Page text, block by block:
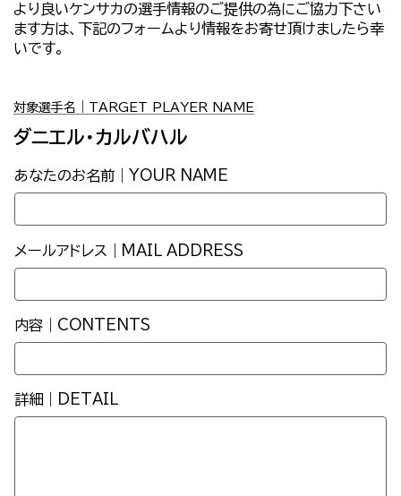
より良いケンサカの選手情報のご提供の為にご協力下さい
ます方は、下記のフォームより情報をお寄せ頂けましたら幸
いです。
対象選手名｜TARGET PLAYER NAME
ダニエル・カルバハル
あなたのお名前｜YOUR NAME
メールアドレス｜MAIL ADDRESS
内容｜CONTENTS
詳細｜DETAIL